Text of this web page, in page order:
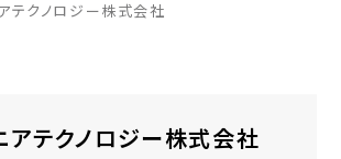
テクノロジー株式会社
アテクノロジー株式会社